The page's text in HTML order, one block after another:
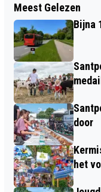
TIP TOE
Meest Gelezen
Bijna
door
het